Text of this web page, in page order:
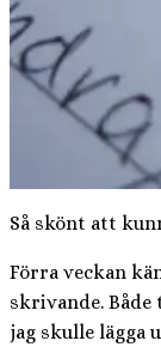
Så skönt att
Förra veckan
skrivande.
jag skulle lägga